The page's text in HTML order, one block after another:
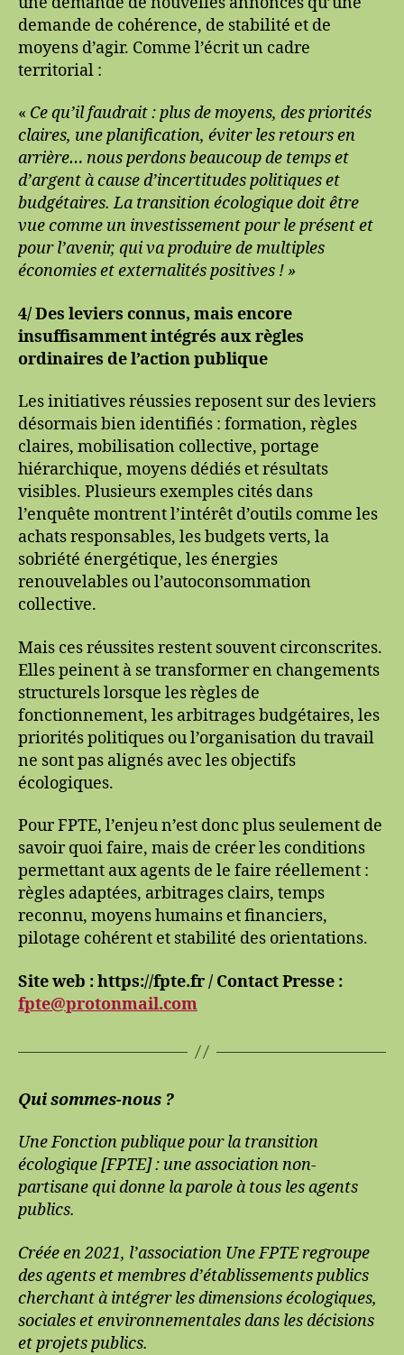
demande de cohérence, de stabilité et de
moyens d’agir. Comme l’écrit un cadre
territorial :
« Ce qu’il faudrait : plus de moyens, des priorités
claires, une planification, éviter les retours en
arrière… nous perdons beaucoup de temps et
d’argent à cause d’incertitudes politiques et
budgétaires. La transition écologique doit être
vue comme un investissement pour le présent et
pour l’avenir, qui va produire de multiples
économies et externalités positives ! »
4/ Des leviers connus, mais encore
insuffisamment intégrés aux règles
ordinaires de l’action publique
Les initiatives réussies reposent sur des leviers
désormais bien identifiés : formation, règles
claires, mobilisation collective, portage
hiérarchique, moyens dédiés et résultats
visibles. Plusieurs exemples cités dans
l’enquête montrent l’intérêt d’outils comme les
achats responsables, les budgets verts, la
sobriété énergétique, les énergies
renouvelables ou l’autoconsommation
collective.
Mais ces réussites restent souvent circonscrites.
Elles peinent à se transformer en changements
structurels lorsque les règles de
fonctionnement, les arbitrages budgétaires, les
priorités politiques ou l’organisation du travail
ne sont pas alignés avec les objectifs
écologiques.
Pour FPTE, l’enjeu n’est donc plus seulement de
savoir quoi faire, mais de créer les conditions
permettant aux agents de le faire réellement :
règles adaptées, arbitrages clairs, temps
reconnu, moyens humains et financiers,
pilotage cohérent et stabilité des orientations.
Site web : https://fpte.fr / Contact Presse :
fpte@protonmail.com
Qui sommes-nous ?
Une Fonction publique pour la transition
écologique [FPTE] : une association non-
partisane qui donne la parole à tous les agents
publics.
Créée en 2021, l’association Une FPTE regroupe
des agents et membres d’établissements publics
cherchant à intégrer les dimensions écologiques,
sociales et environnementales dans les décisions
et projets publics.